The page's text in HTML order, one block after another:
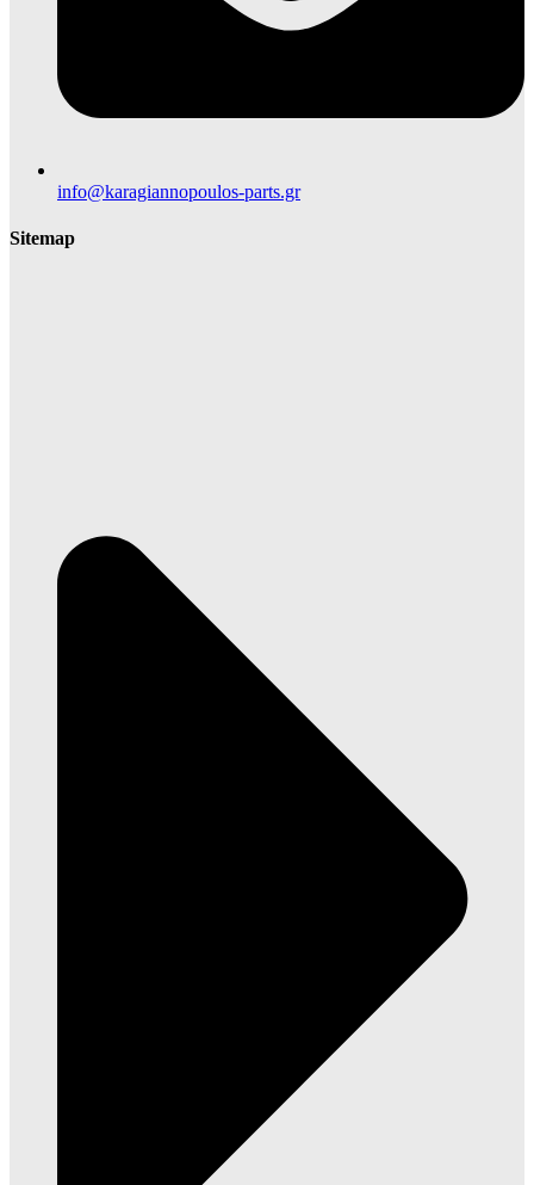
info@karagiannopoulos-parts.gr
Sitemap